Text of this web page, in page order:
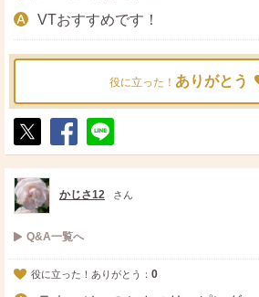
VTおすすめです！
役に立った！ ありがとう
ポ
ス
ト
シ
ェ
送
る
かじさ12 さん
Q&A一覧へ
役に立った！ありがとう： 0